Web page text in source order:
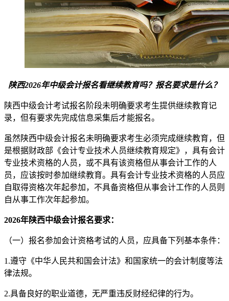
陕西2026年中级会计报名看继续教育吗？报名要求是什么？
陕西中级会计考试报名阶段未明确要求考生提供继续教育记
录，但有要求先完成信息采集后才能报名。
虽然陕西中级会计报名未明确要求考生必须完成继续教育，但
是根据财政部《会计专业技术人员继续教育规定》，具有会计
专业技术资格的人员，或不具有该资格但从事会计工作的人
员，应该按时参加继续教育。具有会计专业技术资格的人员应
自取得资格次年起参加，不具备资格但从事会计工作的人员则
自从事工作次年起参加。
2026年陕西中级会计报名要求：
（一）报名参加会计资格考试的人员，应具备下列基本条件：
1.遵守《中华人民共和国会计法》和国家统一的会计制度等法
律法规。
2.具备良好的职业道德，无严重违反财经纪律的行为。